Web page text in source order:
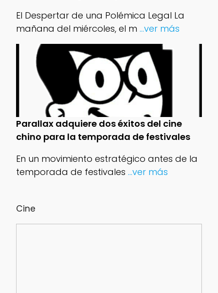
Cine
El Despertar de una Polémica Legal La
mañana del miércoles, el m ...ver más
Parallax adquiere dos éxitos del cine
chino para la temporada de festivales
En un movimiento estratégico antes de la
temporada de festivales ...ver más